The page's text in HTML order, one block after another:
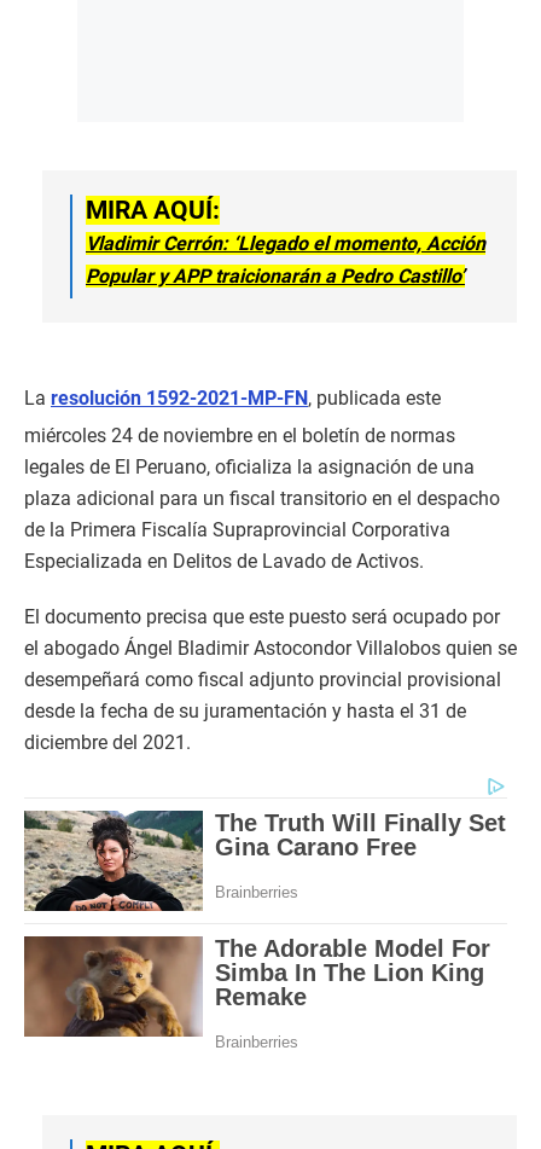
MIRA AQUÍ:
Vladimir Cerrón: ‘Llegado el momento, Acción
Popular y APP traicionarán a Pedro Castillo’
La resolución 1592-2021-MP-FN, publicada este
miércoles 24 de noviembre en el boletín de normas
legales de El Peruano, oficializa la asignación de una
plaza adicional para un fiscal transitorio en el despacho
de la Primera Fiscalía Supraprovincial Corporativa
Especializada en Delitos de Lavado de Activos.
El documento precisa que este puesto será ocupado por
el abogado Ángel Bladimir Astocondor Villalobos quien se
desempeñará como fiscal adjunto provincial provisional
desde la fecha de su juramentación y hasta el 31 de
diciembre del 2021.